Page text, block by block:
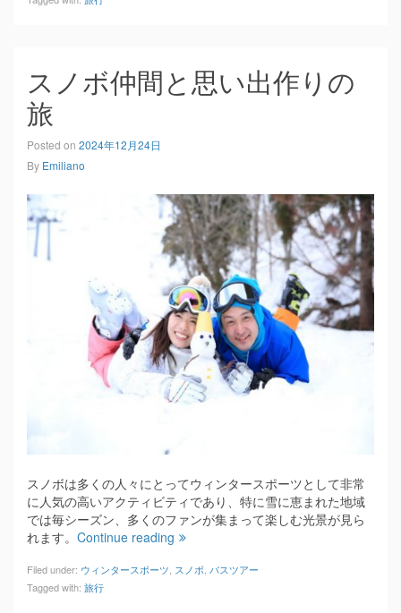
スノボ仲間と思い出作りの
旅
Posted on 2024年12月24日
By Emiliano
スノボは多くの人々にとってウィンタースポーツとして非常
に人気の高いアクティビティであり、特に雪に恵まれた地域
では毎シーズン、多くのファンが集まって楽しむ光景が見ら
れます。 Continue reading
Filed under: ウィンタースポーツ スノボ バスツアー
Tagged with: 旅行